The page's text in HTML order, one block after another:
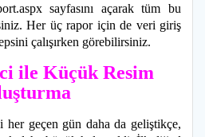
sayfasını açarak tüm bu
Her üç rapor için de veri giriş
çalışırken görebilirsiniz.
ile Küçük Resim
geçen gün daha da geliştikçe,